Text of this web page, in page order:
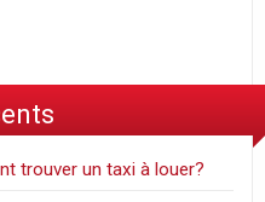
trouver un taxi à louer?